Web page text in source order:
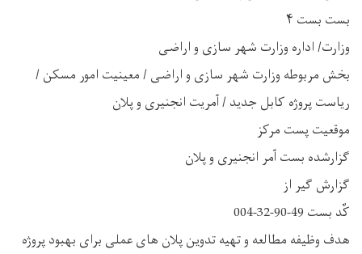
بست بست ۴
وزارت/ اداره وزارت شهر سازی و اراضی
بخش مربوطه وزارت شهر سازی و اراضی / معینیت امور مسکن /
ریاست پروژه کابل جدید / آمریت انجنیری و پلان
موقعیت پست مرکز
گزارشده بست آمر انجنیری و پلان
گزارش گیر از
کٌد بست 49-90-32-004
هدف وظیفه مطالعه و تهیه تدوین پلان های عملی برای بهبود پروژه